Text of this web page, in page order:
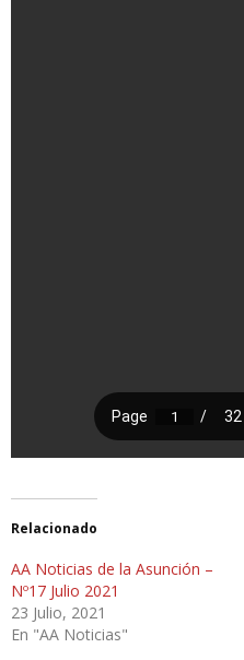
Relacionado
AA Noticias de la Asunción –
Nº17 Julio 2021
23 Julio, 2021
En "AA Noticias"